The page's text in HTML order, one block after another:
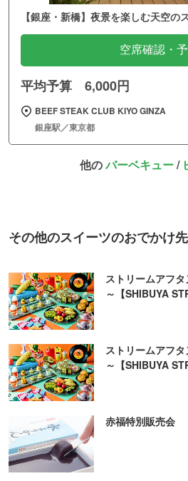
【銀座・新橋】夜景を楽しむ天空の
空席確認・
平均予算 6,000円
BEEF STEAK CLUB KIYO GINZA
銀座駅／東京都
他のバーベキュー/
その他のスイーツのおでかけ先
ストリームアフ
～【SHIBUYA
ストリームアフ
～【SHIBUYA
赤福特別販売会